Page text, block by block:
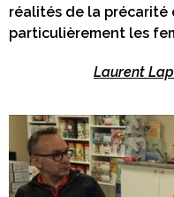
réalités de la précarité
particulièrement les
Laurent